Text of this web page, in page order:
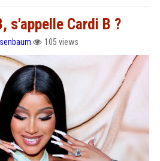
s'appelle Cardi B ?
105 views